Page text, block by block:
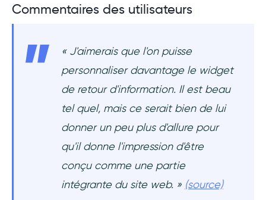
Commentaires des utilisateurs
« J'aimerais que l'on puisse
personnaliser davantage le widget
de retour d'information. Il est beau
tel quel, mais ce serait bien de lui
donner un peu plus d'allure pour
qu'il donne l'impression d'être
conçu comme une partie
intégrante du site web. » (source)